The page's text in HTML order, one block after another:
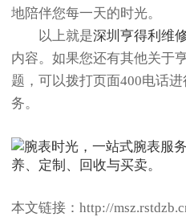
地陪伴您每一天的时光。
以上就是深圳亨得利维
内容。如果您还有其他关于
题，可以拨打页面400电话
务。
本文链接：http://